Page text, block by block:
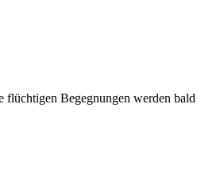
Begegnungen werden bald